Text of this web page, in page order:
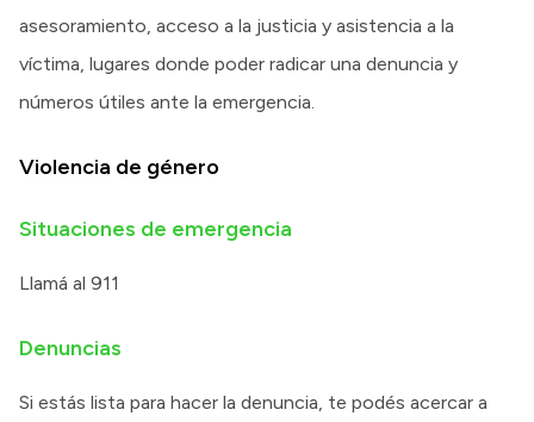
Consulta de expedientes
Consulta de pago a proveedores
Convocatorias
Login
asesoramiento, acceso a la justicia y asistencia a la
víctima, lugares donde poder radicar una denuncia y
números útiles ante la emergencia.
Violencia de género
Situaciones de emergencia
Llamá al 911
Denuncias
Si estás lista para hacer la denuncia, te podés acercar a